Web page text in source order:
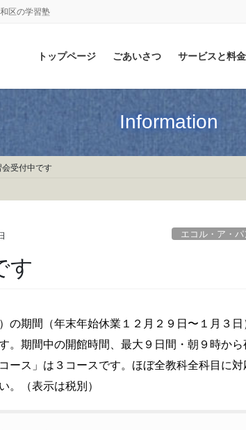
区の学習塾
トップページ ごあいさつ サービスと料
Information
会受付中です
エコル・ア・パ
す
の期間（年末年始休業１２月２９日〜１月３日
。期間中の開館時間、最大９日間・朝９時から
ース」は３コースです。ほぼ全教科全科目に対
。（表示は税別）